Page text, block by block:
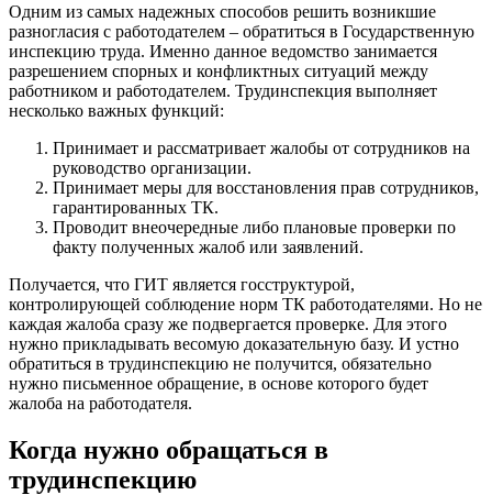
Одним из самых надежных способов решить возникшие
разногласия с работодателем – обратиться в Государственную
инспекцию труда. Именно данное ведомство занимается
разрешением спорных и конфликтных ситуаций между
работником и работодателем. Трудинспекция выполняет
несколько важных функций:
Принимает и рассматривает жалобы от сотрудников на
руководство организации.
Принимает меры для восстановления прав сотрудников,
гарантированных ТК.
Проводит внеочередные либо плановые проверки по
факту полученных жалоб или заявлений.
Получается, что ГИТ является госструктурой,
контролирующей соблюдение норм ТК работодателями. Но не
каждая жалоба сразу же подвергается проверке. Для этого
нужно прикладывать весомую доказательную базу. И устно
обратиться в трудинспекцию не получится, обязательно
нужно письменное обращение, в основе которого будет
жалоба на работодателя.
Когда нужно обращаться в
трудинспекцию